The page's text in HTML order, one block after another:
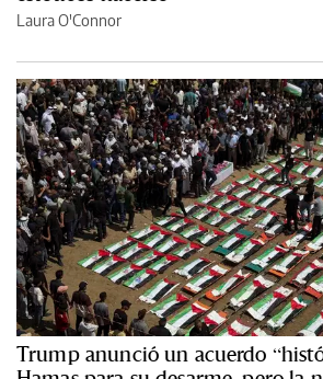
Laura O'Connor
Trump anunció un acuerdo